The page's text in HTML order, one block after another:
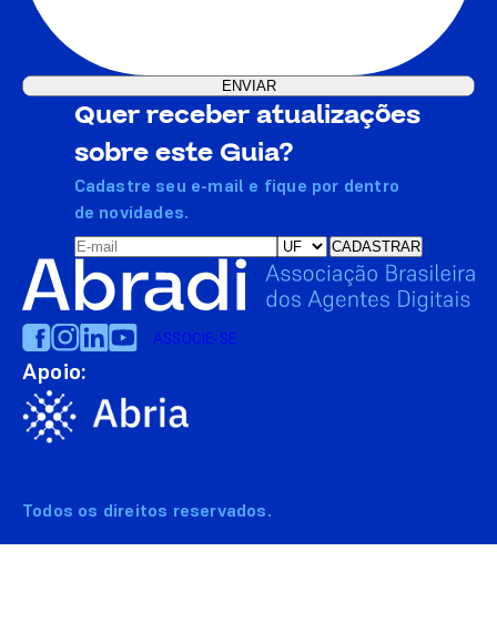
Quer receber atualizações
sobre este Guia?
Cadastre seu e-mail e fique por dentro
de novidades.
ASSOCIE-SE
Apoio:
Todos os direitos reservados.